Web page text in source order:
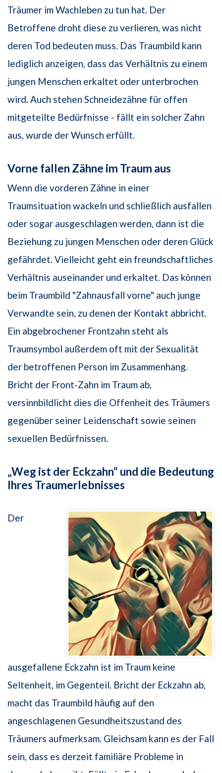
Träumer im Wachleben zu tun hat. Der
Betroffene droht diese zu verlieren, was nicht
deren Tod bedeuten muss. Das Traumbild kann
lediglich anzeigen, dass das Verhältnis zu einem
jungen Menschen erkaltet oder unterbrochen
wird. Auch stehen Schneidezähne für offen
mitgeteilte Bedürfnisse - fällt ein solcher Zahn
aus, wurde der Wunsch erfüllt.
Vorne fallen Zähne im Traum aus
Wenn die vorderen Zähne in einer
Traumsituation wackeln und schließlich ausfallen
oder sogar ausgeschlagen werden, dann ist die
Beziehung zu jungen Menschen oder deren Glück
gefährdet. Vielleicht geht ein freundschaftliches
Verhältnis auseinander und erkaltet. Das können
beim Traumbild "Zahnausfall vorne" auch junge
Verwandte sein, zu denen der Kontakt abbricht.
Ein abgebrochener Frontzahn steht als
Traumsymbol außerdem oft mit der Sexualität
der betroffenen Person im Zusammenhang.
Bricht der Front-Zahn im Traum ab,
versinnbildlicht dies die Offenheit des Träumers
gegenüber seiner Leidenschaft sowie seinen
sexuellen Bedürfnissen.
„Weg ist der Eckzahn“ und die Bedeutung
Ihres Traumerlebnisses
Der
ausgefallene Eckzahn ist im Traum keine
Seltenheit, im Gegenteil. Bricht der Eckzahn ab,
macht das Traumbild häufig auf den
angeschlagenen Gesundheitszustand des
Träumers aufmerksam. Gleichsam kann es der Fall
sein, dass es derzeit familiäre Probleme in